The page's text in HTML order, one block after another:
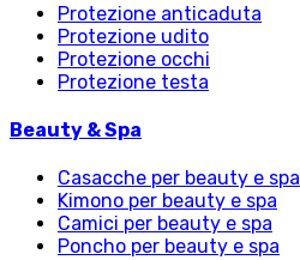
Protezione anticaduta
Protezione udito
Protezione occhi
Protezione testa
Beauty & Spa
Casacche per beauty e spa
Kimono per beauty e spa
Camici per beauty e spa
Poncho per beauty e spa